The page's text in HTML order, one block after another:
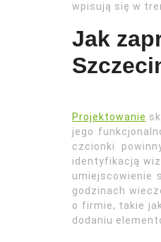
wpisują się w
Jak
Projektowanie
jego
czcionki
identyfikacją
umiejscowienie
godzinach
o firmie, takie
dodaniu